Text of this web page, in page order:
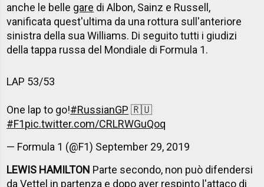
anche le belle gare di Albon, Sainz e Russell,
vanificata quest'ultima da una rottura sull'anteriore
sinistra della sua Williams. Di seguito tutti i giudizi
della tappa russa del Mondiale di Formula 1.
LAP 53/53
One lap to go!#RussianGP 🇷🇺
#F1pic.twitter.com/CRLRWGuQoq
— Formula 1 (@F1) September 29, 2019
LEWIS HAMILTON Parte secondo, non può difendersi
da Vettel in partenza e dopo aver respinto l'attaco di